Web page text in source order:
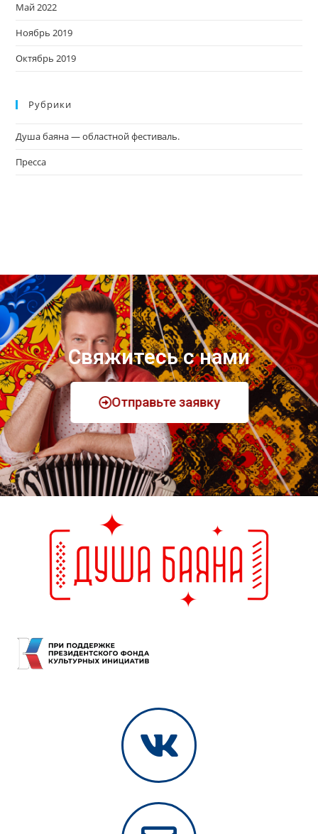
Май 2022
Ноябрь 2019
Октябрь 2019
Рубрики
Душа баяна — областной фестиваль.
Пресса
Свяжитесь с нами
Отправьте заявку